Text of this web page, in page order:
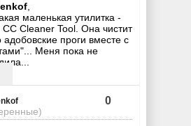
,
маленькая утилитка -
Cleaner Tool. Она чистит
адобовские проги вместе с
Меня пока не
0